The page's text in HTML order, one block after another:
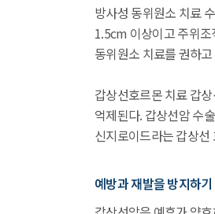
방사성 동위원소 치료
1.5cm 이상이고 주위
동위원소 치료를 권하
갑상선호르몬 치료 갑
억제된다. 갑상선암 수
신지로이드라는 갑상
예방과 재발을 방지하